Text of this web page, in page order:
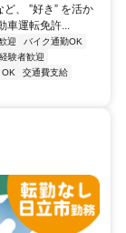
、 ”好き” を活か
運転免許...
迎
バイク通勤OK
経験者歓迎
OK
交通費支給